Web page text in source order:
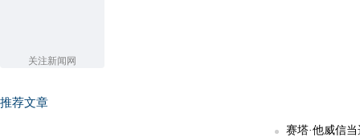
关注新闻网
推荐文章
赛塔·他威信